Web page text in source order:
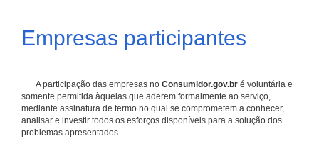
Empresas participantes
A participação das empresas no Consumidor.gov.br é voluntária e
somente permitida àquelas que aderem formalmente ao serviço,
mediante assinatura de termo no qual se comprometem a conhecer,
analisar e investir todos os esforços disponíveis para a solução dos
problemas apresentados.